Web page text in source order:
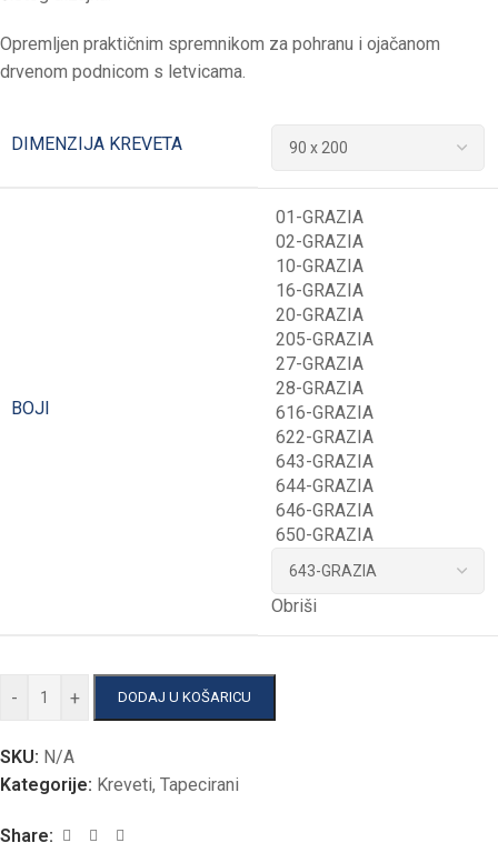
Opremljen praktičnim spremnikom za pohranu i ojačanom
drvenom podnicom s letvicama.
DIMENZIJA KREVETA
BOJI
01-GRAZIA
02-GRAZIA
10-GRAZIA
16-GRAZIA
20-GRAZIA
205-GRAZIA
27-GRAZIA
28-GRAZIA
616-GRAZIA
622-GRAZIA
643-GRAZIA
644-GRAZIA
646-GRAZIA
650-GRAZIA
Obriši
- + DODAJ U KOŠARICU
SKU: N/A
Kategorije: Kreveti, Tapecirani
Share: